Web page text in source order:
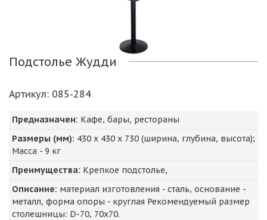
Подстолье Жудди
Артикул: 085-284
Предназначен: Кафе, бары, рестораны
Размеры (мм): 430 х 430 х 730 (ширина, глубина, высота);
Масса - 9 кг
Преимущества: Крепкое подстолье,
Описание: материал изготовления - сталь, основание -
металл, форма опоры - круглая Рекомендуемый размер
столешницы: D-70, 70х70.